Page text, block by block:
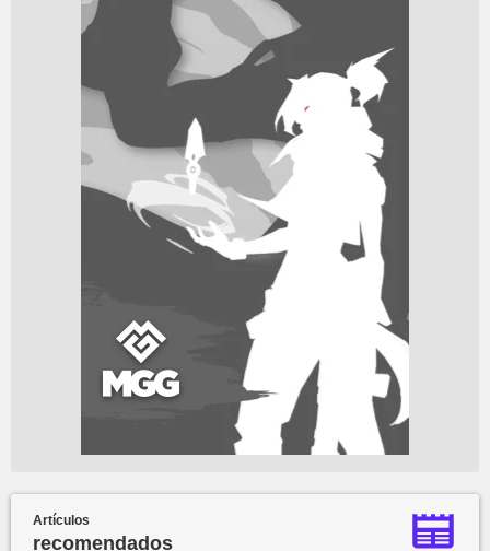
Artículos
recomendados